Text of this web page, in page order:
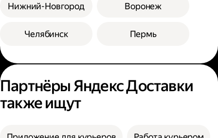
Нижний-Новгород
Челябинск
Воронеж
Пермь
Партнёры Яндекс Доставки
также ищут